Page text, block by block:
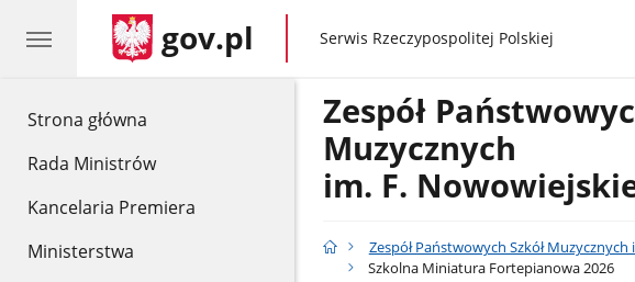
Strona główna
Rada Ministrów
Kancelaria Premiera
Ministerstwa
gov.pl gov.pl
Serwis Rzeczypospolitej Polskiej
Zespół
Muzycznych
im. F.
Zespół Państwowych Szkół
Szkolna Miniatura Fortepianowa 2026